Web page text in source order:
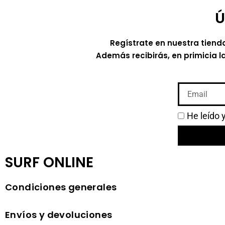
Regístrate en nuestra
Además recibirás, en primicia
He leído
SURF ONLINE
Condiciones generales
Envíos y devoluciones